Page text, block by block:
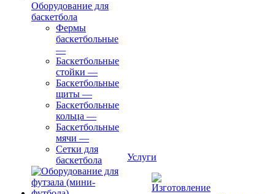
Оборудование для
баскетбола
Фермы
баскетбольные
—
Баскетбольные
стойки —
Баскетбольные
щиты —
Баскетбольные
кольца —
Баскетбольные
мячи —
Сетки для
баскетбола
Услуги